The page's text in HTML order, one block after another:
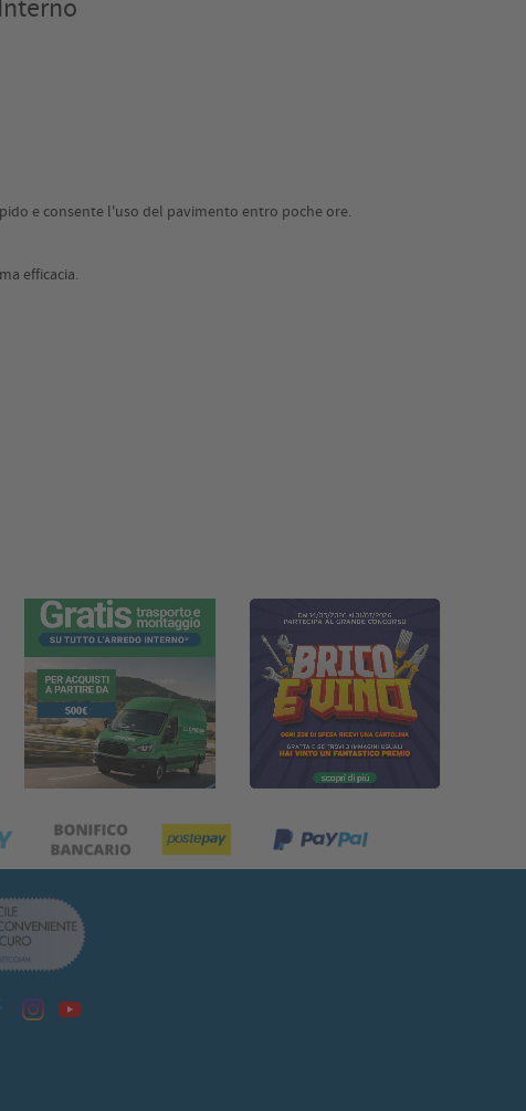
e consente l'uso del pavimento entro poche ore.
efficacia.